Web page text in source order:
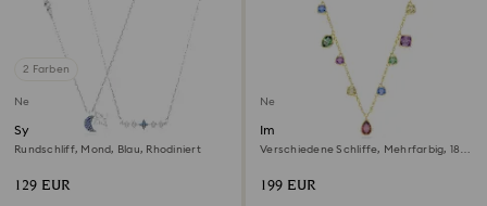
2 Farben
Neu
Symbolica Halskette
Rundschliff, Mond, Blau, Rhodiniert
129 EUR
Neu
Imber Halskette
Verschiedene Schliffe, Mehrfarbig, 18K
199 EUR